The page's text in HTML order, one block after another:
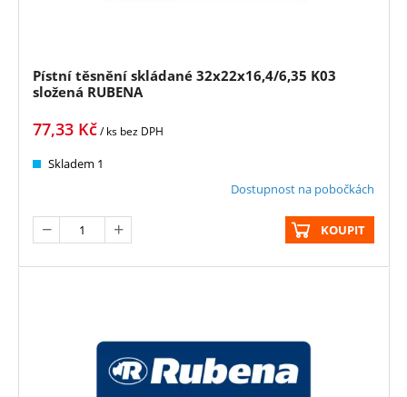
Pístní těsnění skládané 32x22x16,4/6,35 K03
složená RUBENA
77,33 Kč/ ks bez DPH
Skladem 1
Dostupnost na pobočkách
KOUPIT